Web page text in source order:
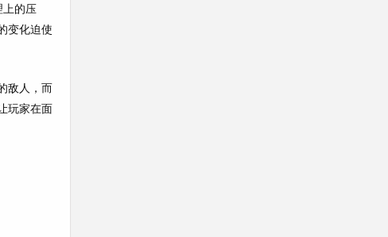
上的压
变化迫使
敌人，而
玩家在面